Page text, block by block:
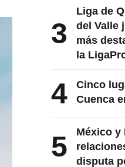
3
Liga de
del Valle
más
la
4
Cinco
Cuenca
5
México y
disputa